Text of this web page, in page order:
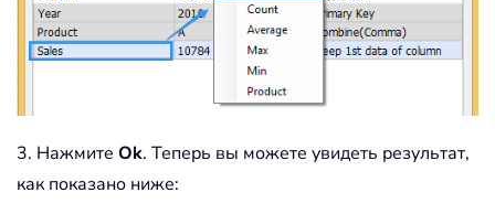
3. Нажмите Ok. Теперь вы можете увидеть результат,
как показано ниже: